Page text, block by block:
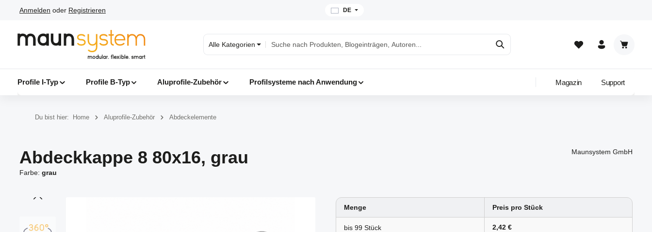
Hauptinhalt springen
Zur Suche springen
Zur Hauptnavigation springen
Anmelden oder Registrieren DE
Alle Kategorien
Profile I-Typ Profile B-Typ Aluprofile-Zubehör Profilsysteme nach Anwendung Magazin Support
Du bist hier: Home Aluprofile-Zubehör Abdeckelemente
Abdeckkappe 8 80x16, grau
Farbe: grau
Maunsystem GmbH
Menge Preis pro Stück
bis 99 2,42 €